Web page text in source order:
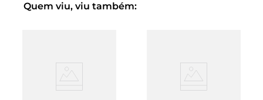
Quem viu, viu também: